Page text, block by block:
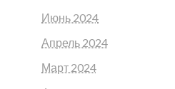
Июнь 2024
Апрель 2024
Март 2024